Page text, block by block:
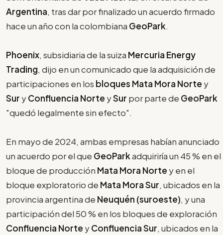
Argentina, tras dar por finalizado un acuerdo firmado
hace un año con la colombiana GeoPark.
Phoenix, subsidiaria de la suiza Mercuria Energy
Trading, dijo en un comunicado que la adquisición de
participaciones en los bloques Mata Mora Norte y
Sur yConfluencia Norte ySur por parte de GeoPark
"quedó legalmente sin efecto".
En mayo de 2024, ambas empresas habían anunciado
un acuerdo por el que GeoParkadquiriría un 45 % en el
bloque de producción Mata Mora Norte y en el
bloque exploratorio de Mata Mora Sur, ubicados en la
provincia argentina de Neuquén (suroeste), y una
participación del 50 % en los bloques de exploración
Confluencia Norte yConfluencia Sur, ubicados en la